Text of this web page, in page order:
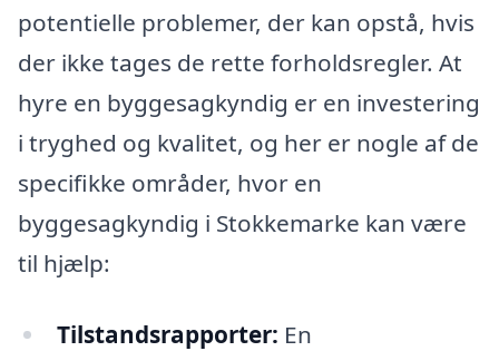
potentielle problemer, der kan opstå, hvis
der ikke tages de rette forholdsregler. At
hyre en byggesagkyndig er en investering
i tryghed og kvalitet, og her er nogle af de
specifikke områder, hvor en
byggesagkyndig i Stokkemarke kan være
til hjælp:
Tilstandsrapporter: En